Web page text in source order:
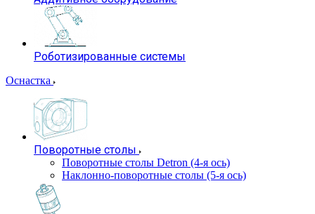
Роботизированные системы
Оснастка
Поворотные столы
Поворотные столы Detron (4-я ось)
Наклонно-поворотные столы (5-я ось)